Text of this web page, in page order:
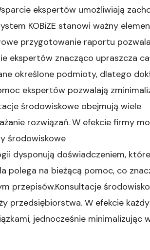
ekspertów umożliwiają
KOBiZE stanowi ważny
przygotowanie raportu pozwala
ekspertów znacząco upraszcza
określone podmioty, dlatego
ekspertów pozwalają
środowiskowe obejmują wiele
rozwiązań. W efekcie firmy
środowiskowe
dysponują doświadczeniem, które
polega na bieżącą pomoc, co
przepisów.Konsultacje
przedsiębiorstwa. W efekcie każdy
jednocześnie minimalizując